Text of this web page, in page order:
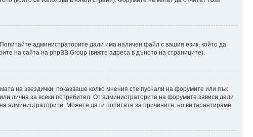
администраторите дали има наличен файл с вашия език, който да
на сайта на phpBB Group (вижте адреса в дъното на страниците).
на звездички, показваше колко мнения сте пуснали на форумите или пък
лична за всеки потребител. От администраторите на форумите зависи дали
Можете да ги попитате за причините, но ви гарантираме,